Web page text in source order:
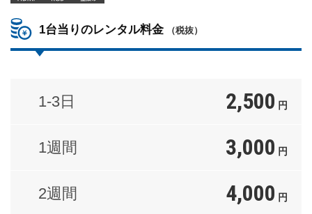
1台当りのレンタル料金 （税抜）
1-3日 2,500 円
1週間 3,000 円
2週間 4,000 円